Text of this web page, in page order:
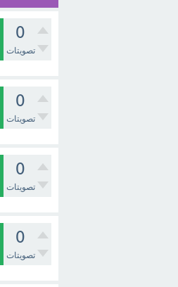
0
تصويتات
0
تصويتات
0
تصويتات
0
تصويتات